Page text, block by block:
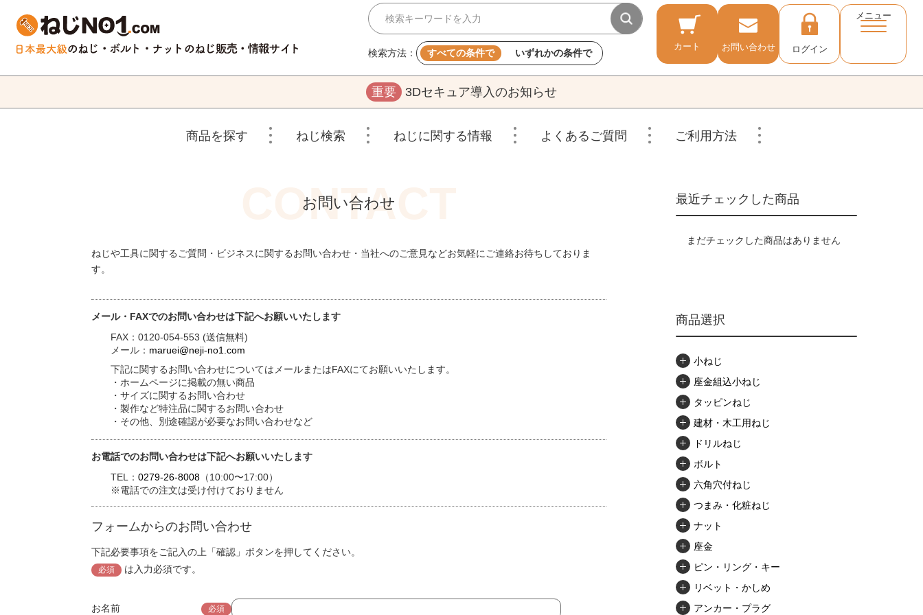
検索方法： すべての条件で いずれかの条件で
カート お問い合わせ ログイン
メニュー
重要 3Dセキュア導入のお知らせ
商品を探す ねじ検索 ねじに関する情報 よくあるご質問 ご利用方法
お問い合わせ
ねじや工具に関するご質問・ビジネスに関するお問い合わせ・当社へのご意見などお気軽にご連絡お待ちしておりま
す。
メール・FAXでのお問い合わせは下記へお願いいたします
FAX：0120-054-553 (送信無料)
メール： maruei@neji-no1.com
下記に関するお問い合わせについてはメールまたはFAXにてお願いいたします。
・ホームページに掲載の無い商品
・サイズに関するお問い合わせ
・製作など特注品に関するお問い合わせ
・その他、別途確認が必要なお問い合わせなど
お電話でのお問い合わせは下記へお願いいたします
TEL： 0279-26-8008 （10:00〜17:00）
※電話での注文は受け付けておりません
フォームからのお問い合わせ
下記必要事項をご記入の上「確認」ボタンを押してください。
必須 は入力必須です。
お名前 必須
最近チェックした商品
まだチェックした商品はありません
商品選択
小ねじ
座金組込小ねじ
タッピンねじ
建材・木工用ねじ
ドリルねじ
ボルト
六角穴付ねじ
つまみ・化粧ねじ
ナット
座金
ピン・リング・キー
リベット・かしめ
アンカー・プラグ